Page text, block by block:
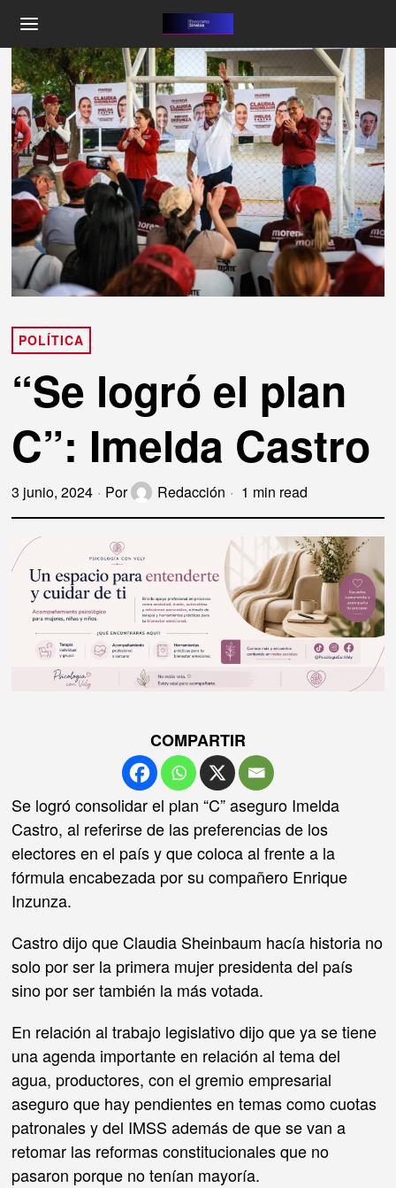
POLÍTICA
“Se logró el plan
C”: Imelda Castro
3 junio, 2024 Por Redacción 1 min read
COMPARTIR
Se logró consolidar el plan “C” aseguro Imelda
Castro, al referirse de las preferencias de los
electores en el país y que coloca al frente a la
fórmula encabezada por su compañero Enrique
Inzunza.
Castro dijo que Claudia Sheinbaum hacía historia no
solo por ser la primera mujer presidenta del país
sino por ser también la más votada.
En relación al trabajo legislativo dijo que ya se tiene
una agenda importante en relación al tema del
agua, productores, con el gremio empresarial
aseguro que hay pendientes en temas como cuotas
patronales y del IMSS además de que se van a
retomar las reformas constitucionales que no
pasaron porque no tenían mayoría.